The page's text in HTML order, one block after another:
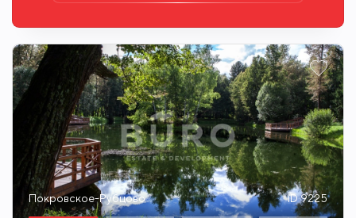
Покровское-Рубцово ID 9225